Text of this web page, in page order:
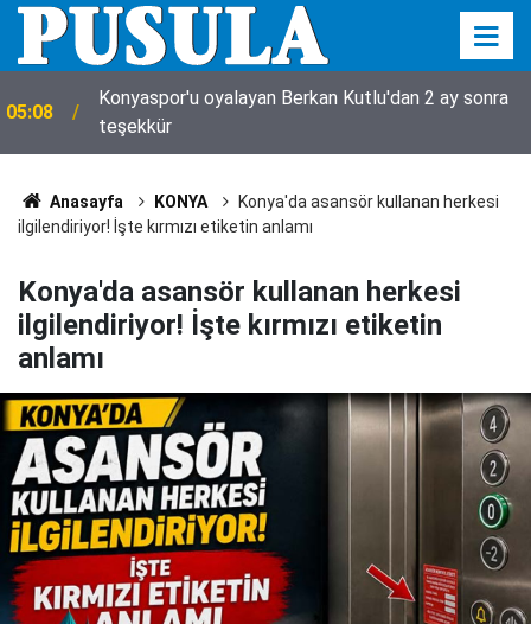
05:08
Konyaspor'u oyalayan Berkan Kutlu'dan 2 ay sonra
teşekkür
Anasayfa KONYA
Konya'da asansör kullanan herkesi
ilgilendiriyor! İşte kırmızı etiketin anlamı
Konya'da asansör kullanan herkesi
ilgilendiriyor! İşte kırmızı etiketin
anlamı